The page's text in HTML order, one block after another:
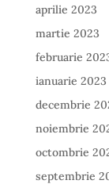
aprilie 2023
martie 2023
februarie
ianuarie 2023
decembrie
noiembrie
octombrie
septembrie